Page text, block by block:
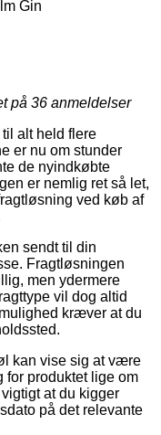
Gin
på 36 anmeldelser
alt held flere
er nu om stunder
de nyindkøbte
er nemlig ret så let,
ved køb af
sendt til din
Fragtløsningen
men ydermere
vil dog altid
kræver at du
kan vise sig at være
produktet lige om
at du kigger
på det relevante